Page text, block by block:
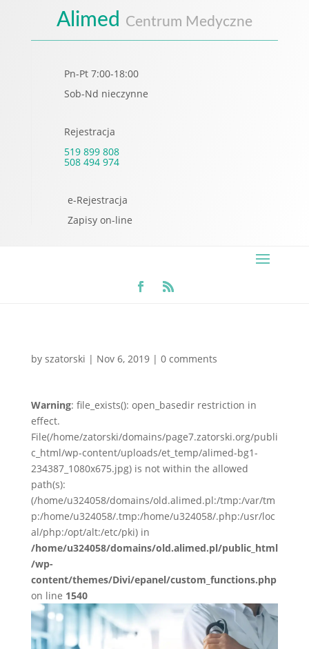
Alimed Centrum Medyczne
Pn-Pt 7:00-18:00
Sob-Nd nieczynne
Rejestracja
519 899 808
508 494 974
e-Rejestracja
Zapisy on-line
by szatorski | Nov 6, 2019| 0 comments
Warning: file_exists(): open_basedir restriction in
effect.
File(/home/zatorski/domains/page7.zatorski.org/publi
c_html/wp-content/uploads/et_temp/alimed-bg1-
234387_1080x675.jpg) is not within the allowed
path(s):
(/home/u324058/domains/old.alimed.pl:/tmp:/var/tm
p:/home/u324058/.tmp:/home/u324058/.php:/usr/loc
al/php:/opt/alt:/etc/pki) in
/home/u324058/domains/old.alimed.pl/public_html
/wp-
content/themes/Divi/epanel/custom_functions.php
on line 1540